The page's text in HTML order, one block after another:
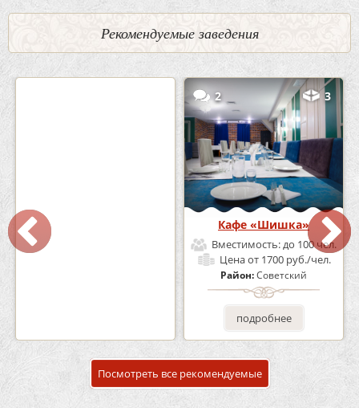
Рекомендуемые заведения
Кафе-Бар Бермуды
Вместимость:
2 3
Кафе «Шишка»
Вместимость:до 100 чел.
Ценаот 1700 руб./чел.
Район:Советский
подробнее
Посмотреть все рекомендуемые